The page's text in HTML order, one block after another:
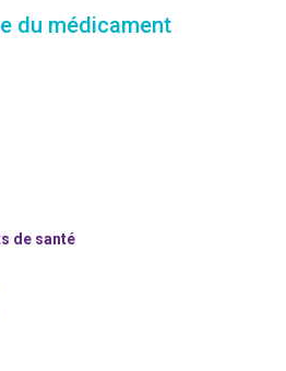
du médicament
de santé